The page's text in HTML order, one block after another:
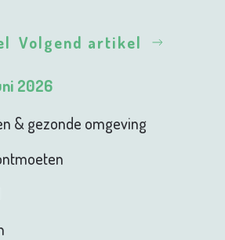
Volgend artikel
2026
& gezonde omgeving